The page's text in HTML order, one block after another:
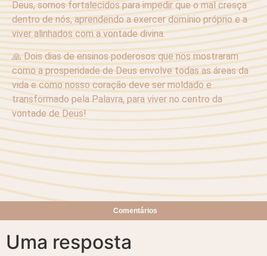
Deus, somos fortalecidos para impedir que o mal cresça
dentro de nós, aprendendo a exercer domínio próprio e a
viver alinhados com a vontade divina.
🙏 Dois dias de ensinos poderosos que nos mostraram
como a prosperidade de Deus envolve todas as áreas da
vida e como nosso coração deve ser moldado e
transformado pela Palavra, para viver no centro da
vontade de Deus!
Comentários
Uma resposta